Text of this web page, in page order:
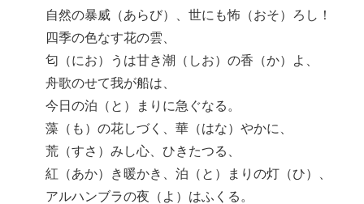
自然の暴威（あらび）、世にも怖（おそ）ろし！
四季の色なす花の雲、
匂（にお）うは甘き潮（しお）の香（か）よ、
舟歌のせて我が船は、
今日の泊（と）まりに急ぐなる。
藻（も）の花しづく、華（はな）やかに、
荒（すさ）みし心、ひきたつる、
紅（あか）き暖かき、泊（と）まりの灯（ひ）、
アルハンブラの夜（よ）はふくる。